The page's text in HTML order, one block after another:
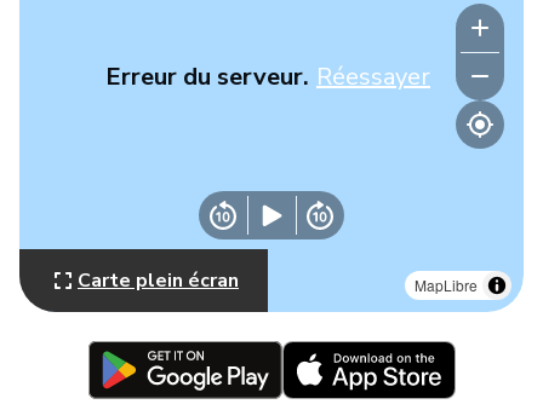
MapLibre
Erreur du serveur. Réessayer
Carte plein écran